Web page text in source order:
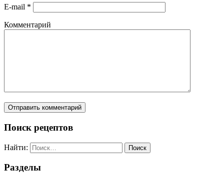
E-mail *
Комментарий
Поиск рецептов
Найти:
Разделы